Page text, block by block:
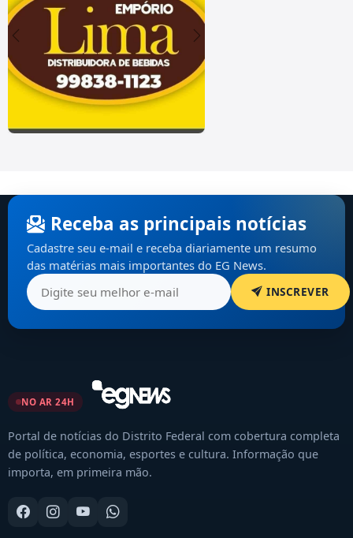
Receba as principais notícias
Cadastre seu e-mail e receba diariamente um resumo
das matérias mais importantes do EG News.
INSCREVER
NO AR 24H
Portal de notícias do Distrito Federal com cobertura completa
de política, economia, esportes e cultura. Informação que
importa, em primeira mão.